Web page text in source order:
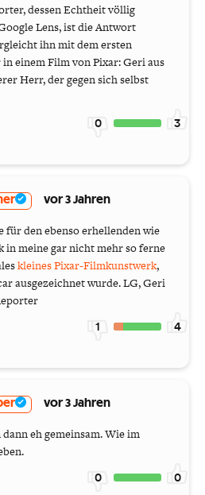
dessen Echtheit völlig
Lens, ist die Antwort
ihn mit dem ersten
einem Film von Pixar: Geri aus
Herr, der gegen sich selbst
0 3
vor 3 Jahren
für den ebenso erhellenden wie
in meine gar nicht mehr so ferne
kleines Pixar-Filmkunstwerk,
ausgezeichnet wurde. LG, Geri
1 4
vor 3 Jahren
eh gemeinsam. Wie im
0 0